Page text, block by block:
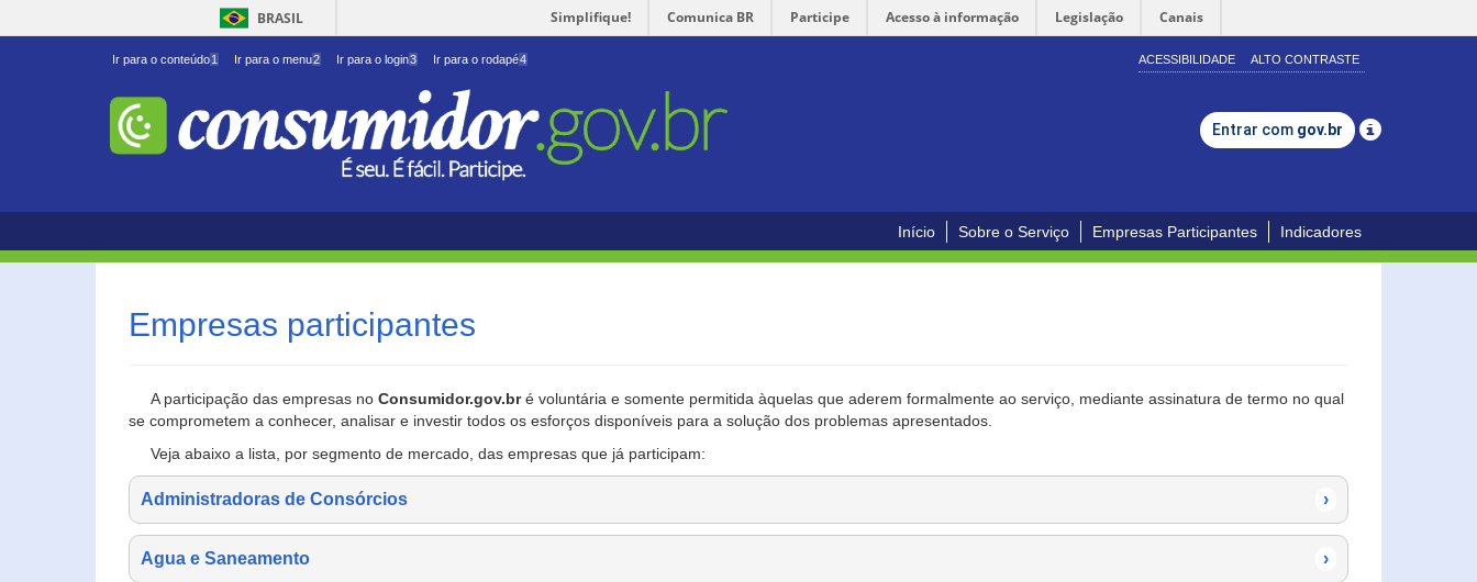
BRASIL Simplifique! Comunica BR Participe Acesso à informação Legislação Canais
Ir para o conteúdo1 Ir para o menu2 Ir para o login3 Ir para o rodapé4 ACESSIBILIDADE ALTO CONTRASTE
Entrar com gov.br
Início Sobre o Serviço Empresas Participantes Indicadores
Empresas participantes
A participação das empresas no Consumidor.gov.bré voluntária e somente permitida àquelas que aderem formalmente ao serviço, mediante assinatura de termo no qual
se comprometem a conhecer, analisar e investir todos os esforços disponíveis para a solução dos problemas apresentados.
Veja abaixo a lista, por segmento de mercado, das empresas que já participam:
Administradoras de Consórcios ›
Agua e Saneamento ›